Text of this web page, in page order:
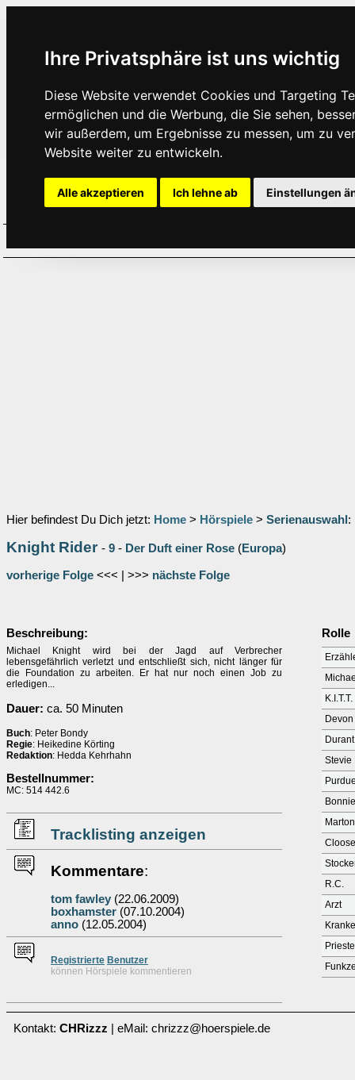
Ihre Privatsphäre ist uns wichtig
Diese Website verwendet Cookies und Targeting
ermöglichen und die Werbung, die Sie sehen,
wir außerdem, um Ergebnisse zu messen, um zu
Website weiter zu entwickeln.
Alle akzeptieren Ich lehne ab Einstellungen
Hier befindest Du Dich jetzt: Home > Hörspiele > Serienauswahl :
Knight Rider - 9 - Der Duft einer Rose (Europa)
vorherige Folge <<< | >>> nächste Folge
Beschreibung:
Michael Knight wird bei der Jagd auf Verbrecher
lebensgefährlich verletzt und entschließt sich, nicht länger für
die Foundation zu arbeiten. Er hat nur noch einen Job zu
erledigen...
Dauer: ca. 50 Minuten
Buch: Peter Bondy
Regie: Heikedine Körting
Redaktion: Hedda Kehrhahn
Bestellnummer:
MC: 514 442.6
Tracklisting anzeigen
Kommentare:
tom fawley (22.06.2009)
boxhamster (07.10.2004)
anno (12.05.2004)
Registrierte Benutzer
können Hörspiele kommentieren
Rolle
K.I.T.T.
Durant
Stevie
Cloose
R.C.
Arzt
Kontakt: CHRizzz | eMail: chrizzz@hoerspiele.de